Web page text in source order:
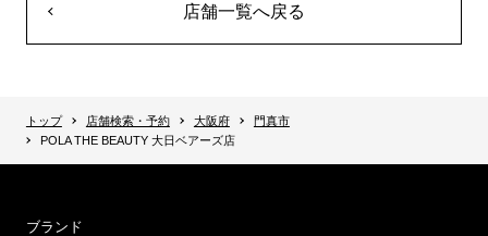
店舗一覧へ戻る
トップ 店舗検索・予約 大阪府
門真市
POLA THE BEAUTY 大日ベアーズ店
ブランド